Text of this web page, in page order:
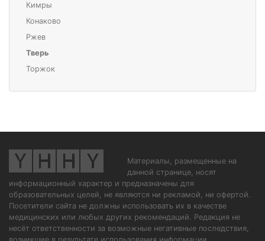
Кимры
Конаково
Ржев
Тверь
Торжок
Материалы, размещенные на
данной странице, носят
информационный характер и предназначены для
образовательных целей, не являются ни рекламой, ни офертой.
Посетители сайта не должны использовать их в качестве
медицинских или любых других рекомендаций. Редакция не
несёт ответственности за возможные негативные последствия,